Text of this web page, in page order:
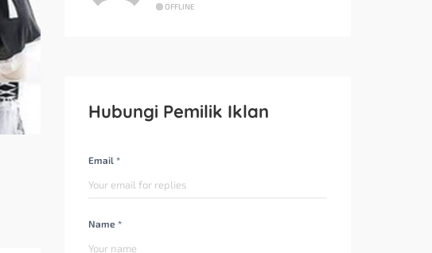
OFFLINE
Hubungi Pemilik Iklan
Email *
Name *